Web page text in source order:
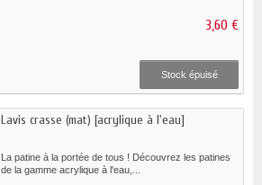
3,60 €
Stock épuisé
Lavis crasse (mat) [acrylique à l'eau]
La patine à la portée de tous ! Découvrez les patines
de la gamme acrylique à l'eau,...